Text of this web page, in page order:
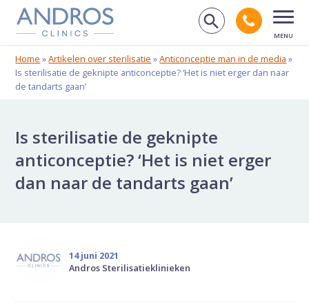
Navigatie overslaan
Zoek op
Bel
Home »Artikelen over sterilisatie »Anticonceptie man in de media »
Is sterilisatie de geknipte anticonceptie? ‘Het is niet erger dan naar
de tandarts gaan’
Is sterilisatie de geknipte
anticonceptie? ‘Het is niet erger
dan naar de tandarts gaan’
14 juni 2021
Andros Sterilisatieklinieken